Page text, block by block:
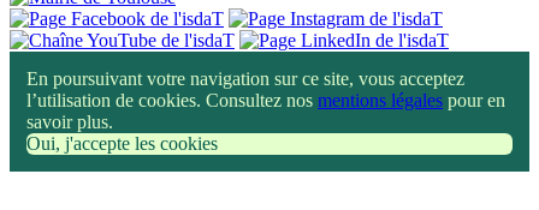
En poursuivant votre navigation sur ce site, vous acceptez
l’utilisation de cookies. Consultez nos mentions légales pour en
savoir plus.
Oui, j'accepte les cookies